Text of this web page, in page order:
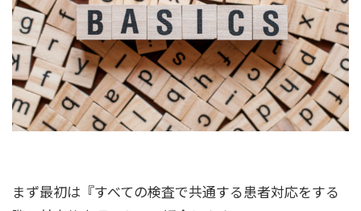
まず最初は『すべての検査で共通する患者対応をする